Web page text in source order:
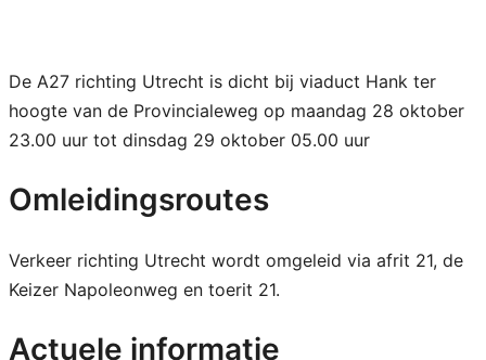
De A27 richting Utrecht is dicht bij viaduct Hank ter
hoogte van de Provincialeweg op maandag 28 oktober
23.00 uur tot dinsdag 29 oktober 05.00 uur
Omleidingsroutes
Verkeer richting Utrecht wordt omgeleid via afrit 21, de
Keizer Napoleonweg en toerit 21.
Actuele informatie